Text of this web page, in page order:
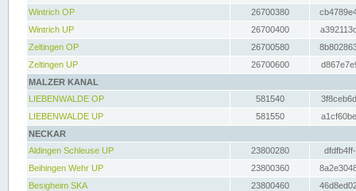
Wintrich OP
26700380
Wintrich UP
26700400
Zeltingen OP
26700580
Zeltingen UP
26700600
MALZER KANAL
LIEBENWALDE OP
581540
LIEBENWALDE UP
581550
NECKAR
Aldingen Schleuse UP
23800280
Beihingen Wehr UP
23800360
Besigheim SKA
23800460